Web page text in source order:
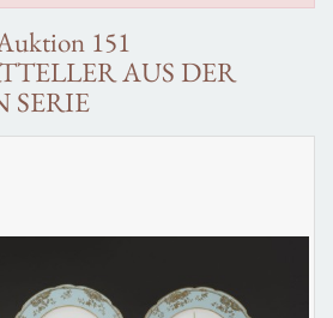
151
AUS DER
SERIE